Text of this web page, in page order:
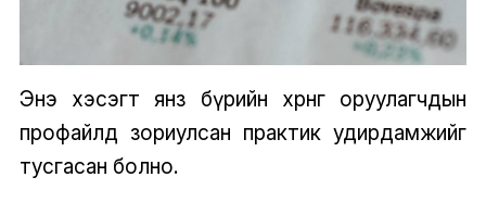
Энэ хэсэгт янз бүрийн хөрөнгө оруулагчдын
профайлд зориулсан практик удирдамжийг
тусгасан болно.